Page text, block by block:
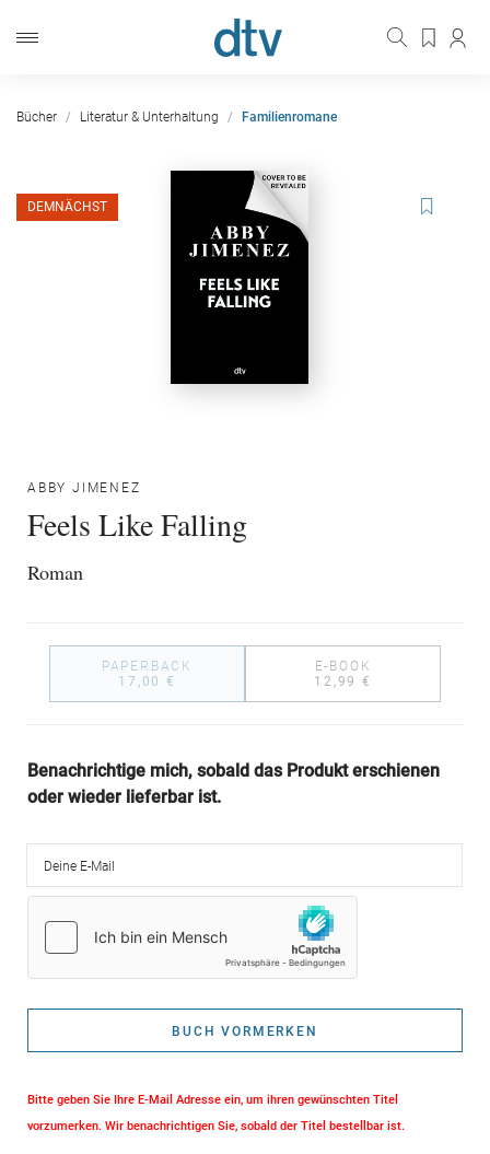
Bücher Literatur & Unterhaltung Familienromane
DEMNÄCHST
ABBY JIMENEZ
Feels Like Falling
Roman
PAPERBACK
17,00 €
E-BOOK
12,99 €
Benachrichtige mich, sobald das Produkt erschienen
oder wieder lieferbar ist.
BUCH VORMERKEN
Bitte geben Sie Ihre E-Mail Adresse ein, um ihren gewünschten Titel
vorzumerken. Wir benachrichtigen Sie, sobald der Titel bestellbar ist.